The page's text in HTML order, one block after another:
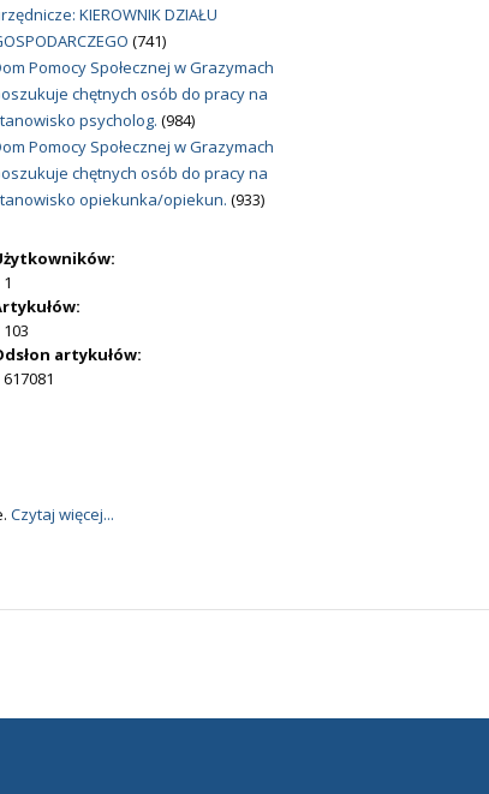
KIEROWNIK DZIAŁU
(741)
Pomocy Społecznej w Grazymach
chętnych osób do pracy na
psycholog. (984)
Pomocy Społecznej w Grazymach
chętnych osób do pracy na
opiekunka/opiekun. (933)
1
103
artykułów:
617081
Czytaj więcej...